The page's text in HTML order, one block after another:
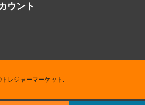
ウント
レジャーマーケット.